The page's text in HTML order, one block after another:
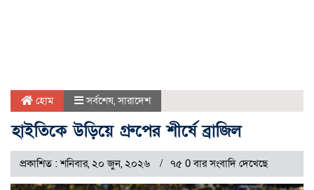
হোম সর্বশেষ,সারাদেশ
হাইতিকে উড়িয়ে গ্রুপের শীর্ষে ব্রাজিল
প্রকাশিত : শনিবার, ২০ জুন, ২০২৬ ৭৫ 0 বার সংবাদি দেখেছে